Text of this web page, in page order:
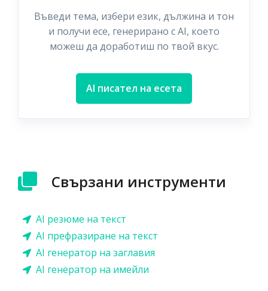
Въведи тема, избери език, дължина и тон
и получи есе, генерирано с AI, което
можеш да доработиш по твой вкус.
AI писател на есета
Свързани инструменти
AI резюме на текст
AI префразиране на текст
AI генератор на заглавия
AI генератор на имейли